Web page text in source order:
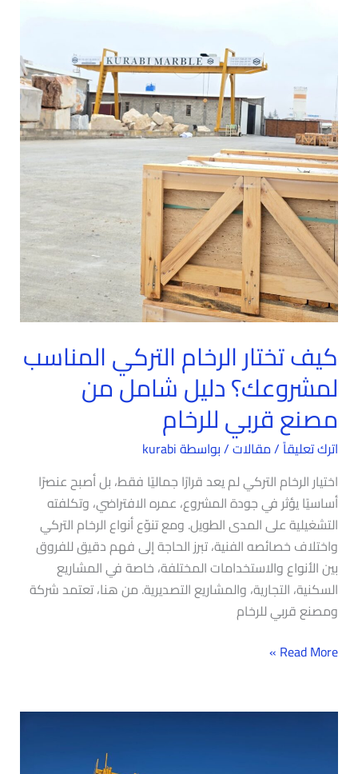
كيف تختار الرخام التركي المناسب
لمشروعك؟ دليل شامل من
مصنع قربي للرخام
اترك تعليقاً/مقالات/ بواسطةkurabi
اختيار الرخام التركي لم يعد قرارًا جماليًا فقط، بل أصبح عنصرًا
أساسيًا يؤثر في جودة المشروع، عمره الافتراضي، وتكلفته
التشغيلية على المدى الطويل. ومع تنوّع أنواع الرخام التركي
واختلاف خصائصه الفنية، تبرز الحاجة إلى فهم دقيق للفروق
بين الأنواع والاستخدامات المختلفة، خاصة في المشاريع
السكنية، التجارية، والمشاريع التصديرية. من هنا، تعتمد شركة
ومصنع قربي للرخام
مصنع
قربي
للرخام
Read More »